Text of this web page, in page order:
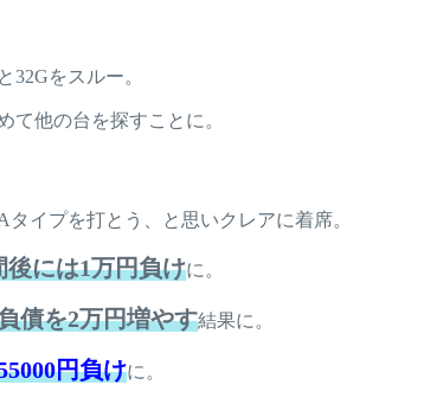
32Gをスルー。
て他の台を探すことに。
イプを打とう、と思いクレアに着席。
後には1万円負けに。
債を2万円増やす結果に。
円負けに。